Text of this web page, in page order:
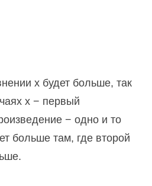
x будет больше, так
x − первый
− одно и то
больше там, где второй